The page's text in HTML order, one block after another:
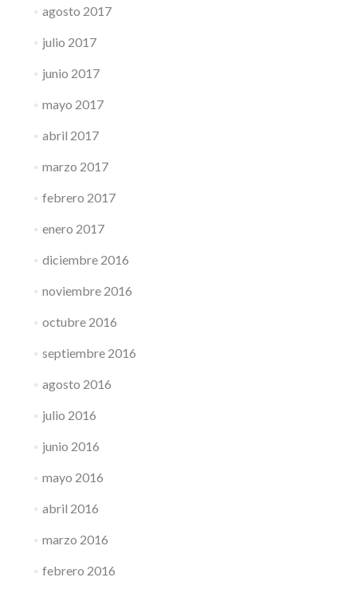
agosto 2017
julio 2017
junio 2017
mayo 2017
abril 2017
marzo 2017
febrero 2017
enero 2017
diciembre 2016
noviembre 2016
octubre 2016
septiembre 2016
agosto 2016
julio 2016
junio 2016
mayo 2016
abril 2016
marzo 2016
febrero 2016